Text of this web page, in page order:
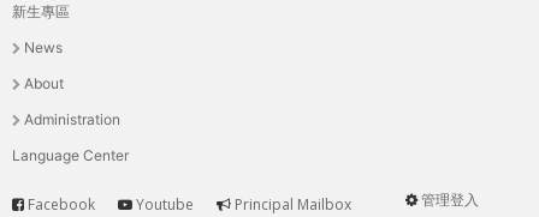
主
選
單
新生專區
News
About
Administration
Language Center
管理登入
Facebook Youtube Principal Mailbox